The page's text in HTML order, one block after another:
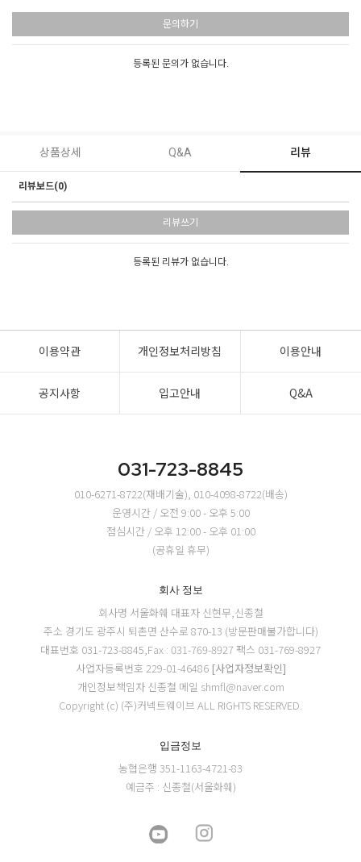
문의하기
등록된 문의가 없습니다.
상품상세 Q&A 리뷰
리뷰보드(0)
리뷰쓰기
등록된 리뷰가 없습니다.
이용약관 개인정보처리방침 이용안내
공지사항 입고안내 Q&A
031-723-8845
010-6271-8722(재배기술), 010-4098-8722(배송)
운영시간 / 오전 9:00 - 오후 5:00
점심시간 / 오후 12:00 - 오후 01:00
(공휴일 휴무)
회사 정보
회사명 서울화훼 대표자 신현무,신종철
주소 경기도 광주시 퇴촌면 산수로 870-13 (방문판매불가합니다)
대표번호 031-723-8845,Fax : 031-769-8927 팩스 031-769-8927
사업자등록번호 229-01-46486 [사업자정보확인]
개인정보책임자 신종철 메일 shmfl@naver.com
Copyright (c) (주)커넥트웨이브 ALL RIGHTS RESERVED.
입금정보
농협은행 351-1163-4721-83
예금주 : 신종철(서울화훼)